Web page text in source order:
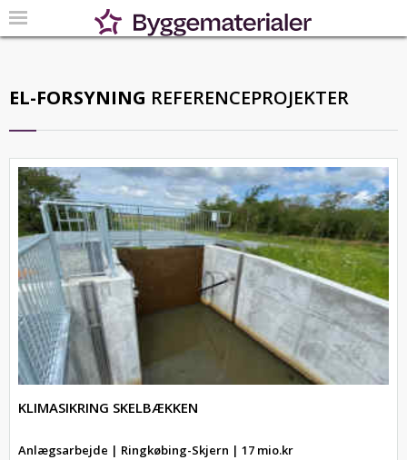
EL-FORSYNING REFERENCEPROJEKTER
KLIMASIKRING SKELBÆKKEN
Anlægsarbejde | Ringkøbing-Skjern | 17 mio.kr